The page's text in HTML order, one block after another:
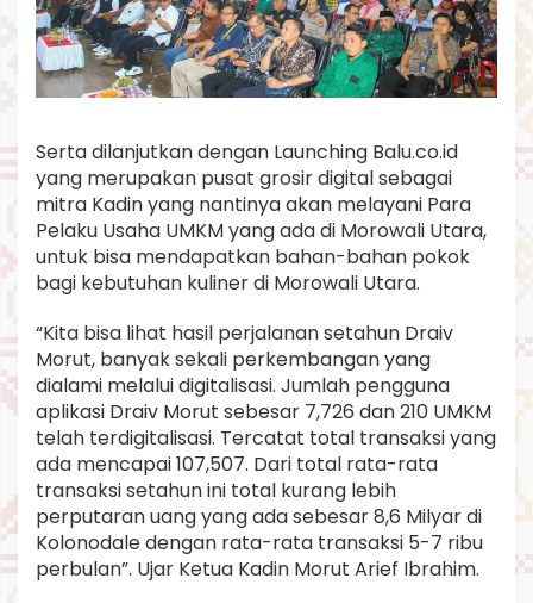
Serta dilanjutkan dengan Launching Balu.co.id
yang merupakan pusat grosir digital sebagai
mitra Kadin yang nantinya akan melayani Para
Pelaku Usaha UMKM yang ada di Morowali Utara,
untuk bisa mendapatkan bahan-bahan pokok
bagi kebutuhan kuliner di Morowali Utara.
“Kita bisa lihat hasil perjalanan setahun Draiv
Morut, banyak sekali perkembangan yang
dialami melalui digitalisasi. Jumlah pengguna
aplikasi Draiv Morut sebesar 7,726 dan 210 UMKM
telah terdigitalisasi. Tercatat total transaksi yang
ada mencapai 107,507. Dari total rata-rata
transaksi setahun ini total kurang lebih
perputaran uang yang ada sebesar 8,6 Milyar di
Kolonodale dengan rata-rata transaksi 5-7 ribu
perbulan”. Ujar Ketua Kadin Morut Arief Ibrahim.